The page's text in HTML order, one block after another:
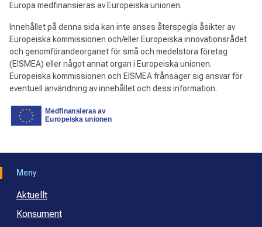
Europa medfinansieras av Europeiska unionen.
Innehållet på denna sida kan inte anses återspegla åsikter av
Europeiska kommissionen och/eller Europeiska innovationsrådet
och genomförandeorganet för små och medelstora företag
(EISMEA) eller något annat organ i Europeiska unionen.
Europeiska kommissionen och EISMEA frånsäger sig ansvar för
eventuell användning av innehållet och dess information.
Meny
Aktuellt
Konsument